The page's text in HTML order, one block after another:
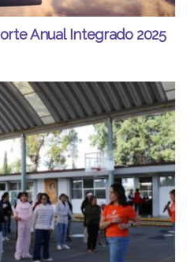
Anual Integrado 2025